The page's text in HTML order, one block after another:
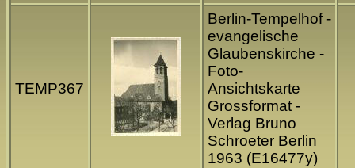
TEMP367
Berlin-Tempelhof -
evangelische
Glaubenskirche -
Foto-
Ansichtskarte
Grossformat -
Verlag Bruno
Schroeter Berlin
1963 (E16477y)